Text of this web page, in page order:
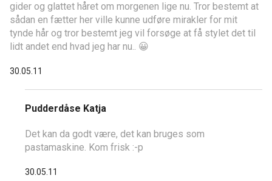
gider og glattet håret om morgenen lige nu. Tror bestemt at
sådan en fætter her ville kunne udføre mirakler for mit
tynde hår og tror bestemt jeg vil forsøge at få stylet det til
lidt andet end hvad jeg har nu.. 😀
30.05.11
Pudderdåse Katja
Det kan da godt være, det kan bruges som
pastamaskine. Kom frisk :-p
30.05.11